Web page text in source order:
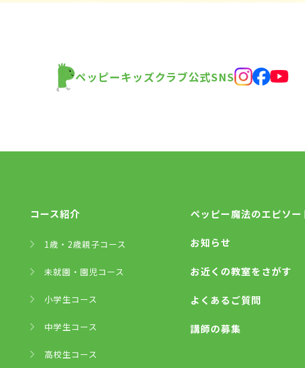
ペッピーキッズクラブ公式SNS
コース紹介
1歳・2歳親子コース
未就園・園児コース
小学生コース
中学生コース
高校生コース
ペッピー魔法のエピソー
お知らせ
お近くの教室をさがす
よくあるご質問
講師の募集